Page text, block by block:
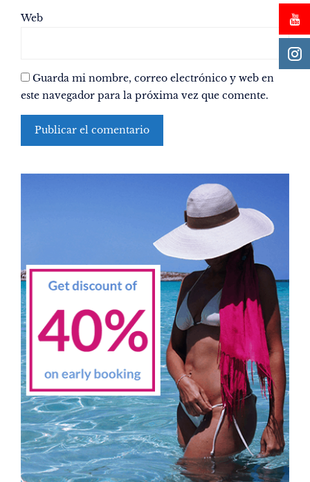
Web
Guarda mi nombre, correo electrónico y web en
este navegador para la próxima vez que comente.